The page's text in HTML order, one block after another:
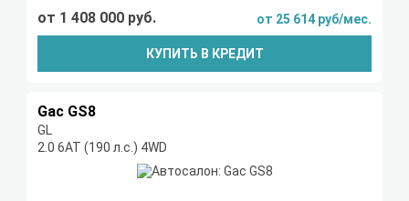
от 1 408 000 руб. от 25 614 руб/мес.
КУПИТЬ В КРЕДИТ
Gac GS8
GL
2.0 6АТ (190 л.с.) 4WD